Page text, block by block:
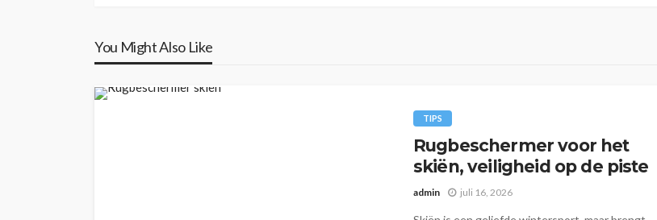
You Might Also Like
TIPS
Rugbeschermer voor het
skiën, veiligheid op de piste
admin juli 16, 2026